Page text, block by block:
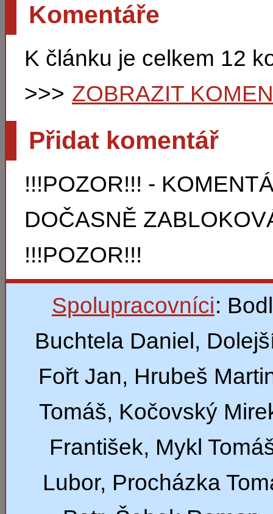
Komentáře
K článku je celkem 12
>>> ZOBRAZIT
Přidat komentář
!!!POZOR!!! -
DOČASNĚ
!!!POZOR!!!
Spolupracovníci:
Buchtela Daniel,
Fořt Jan, Hrubeš
Tomáš, Kočovský
František, Mykl
Lubor, Procházka